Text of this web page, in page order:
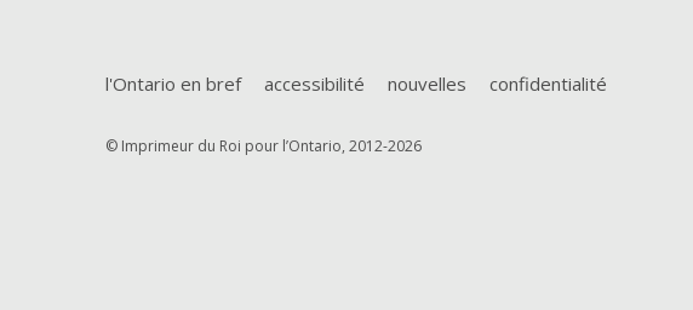
l'Ontario en bref accessibilité nouvelles confidentialité
© Imprimeur du Roi pour l’Ontario, 2012-2026